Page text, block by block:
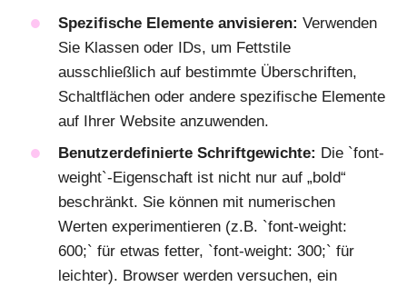
Spezifische Elemente anvisieren: Verwenden
Sie Klassen oder IDs, um Fettstile
ausschließlich auf bestimmte Überschriften,
Schaltflächen oder andere spezifische Elemente
auf Ihrer Website anzuwenden.
Benutzerdefinierte Schriftgewichte: Die `font-
weight`-Eigenschaft ist nicht nur auf „bold“
beschränkt. Sie können mit numerischen
Werten experimentieren (z.B. `font-weight:
600;` für etwas fetter, `font-weight: 300;` für
leichter). Browser werden versuchen, ein